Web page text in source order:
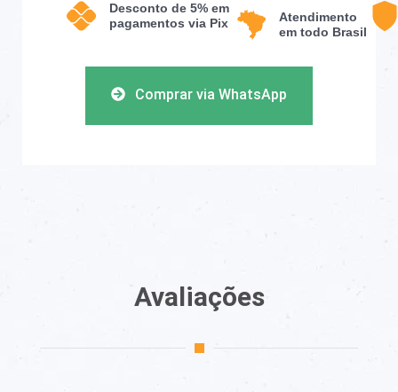
Comprar via WhatsApp
Desconto de 5% em
pagamentos via Pix
Atendimento
em todo Brasil
Avaliações